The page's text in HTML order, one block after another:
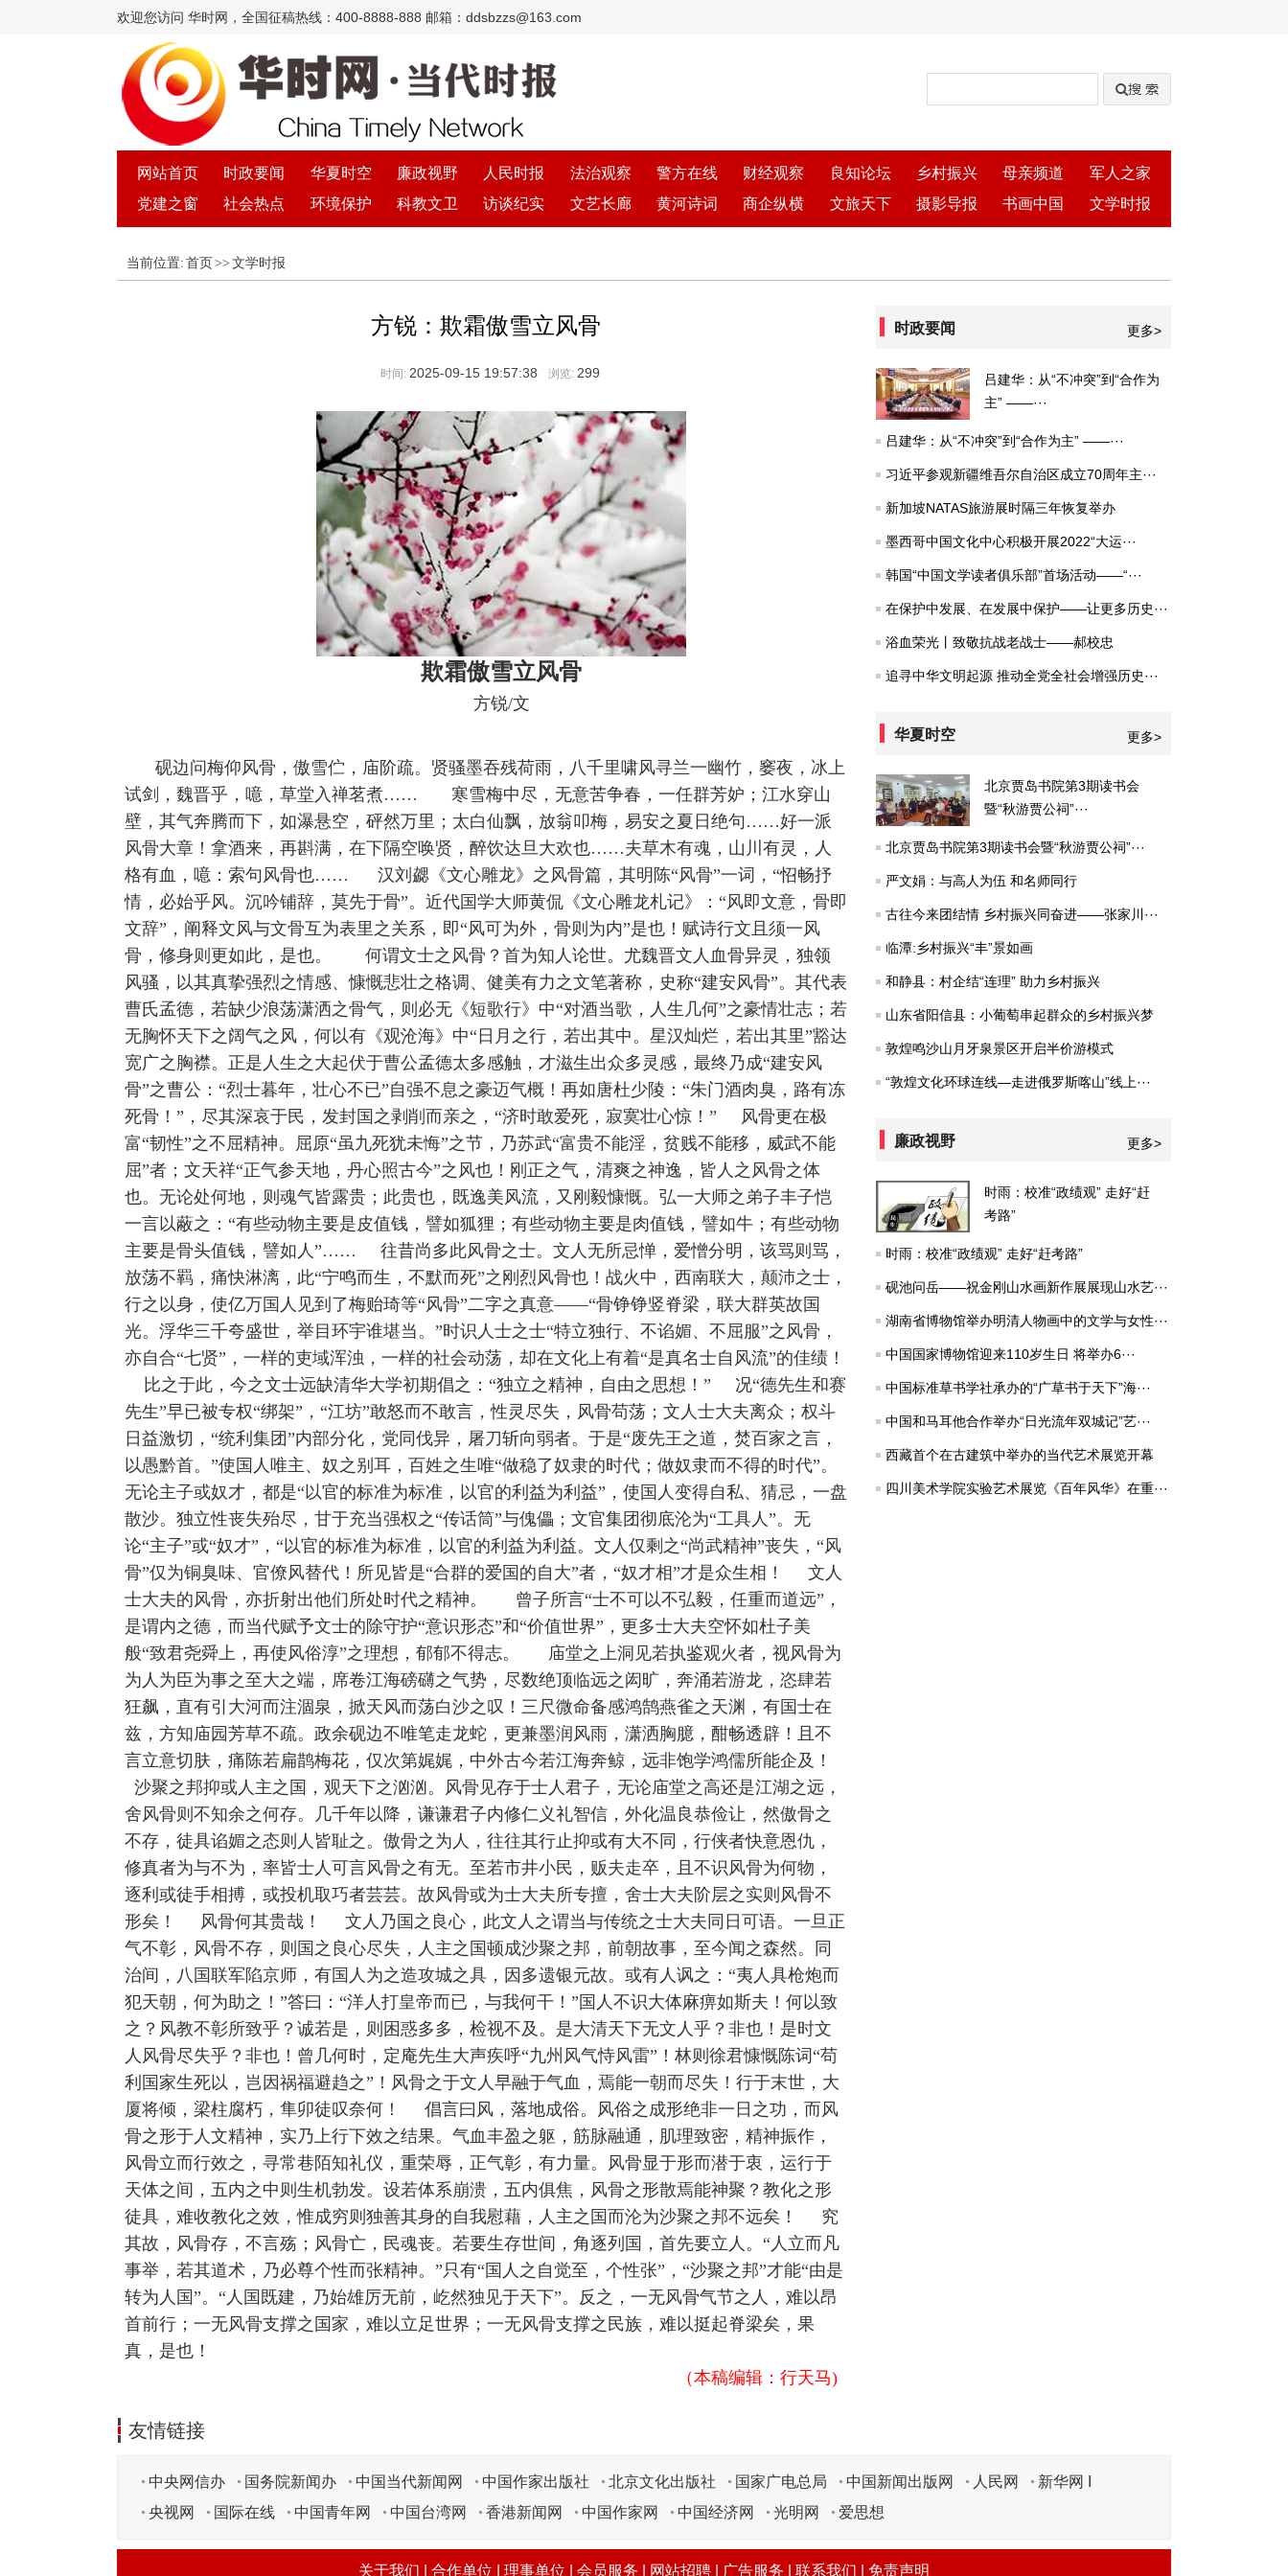
欢迎您访问 华时网，全国征稿热线：400-8888-888 邮箱：ddsbzzs@163.com
网站首页 时政要闻 华夏时空 廉政视野 人民时报 法治观察 警方在线 财经观察 良知论坛 乡村振兴 母亲频道
军人之家
党建之窗
社会热点 环境保护 科教文卫 访谈纪实 文艺长廊 黄河诗词 商企纵横 文旅天下 摄影导报 书画中国 文学时报
当前位置: 首页 >> 文学时报
方锐：欺霜傲雪立风骨
时间: 2025-09-15 19:57:38 浏览: 299
欺霜傲雪立风骨
方锐/文
砚边问梅仰风骨，傲雪伫，庙阶疏。贤骚墨吞残荷雨，八千里啸风寻兰一幽竹，窭夜，冰上
试剑，魏晋乎，噫，草堂入禅茗煮…… 寒雪梅中尽，无意苦争春，一任群芳妒；江水穿山
壁，其气奔腾而下，如瀑悬空，砰然万里；太白仙飘，放翁叩梅，易安之夏日绝句……好一派
风骨大章！拿酒来，再斟满，在下隔空唤贤，醉饮达旦大欢也……夫草木有魂，山川有灵，人
格有血，噫：索句风骨也…… 汉刘勰《文心雕龙》之风骨篇，其明陈“风骨”一词，“怊畅抒
情，必始乎风。沉吟铺辞，莫先于骨”。近代国学大师黄侃《文心雕龙札记》：“风即文意，骨即
文辞”，阐释文风与文骨互为表里之关系，即“风可为外，骨则为内”是也！赋诗行文且须一风
骨，修身则更如此，是也。 何谓文士之风骨？首为知人论世。尤魏晋文人血骨异灵，独领
风骚，以其真挚强烈之情感、慷慨悲壮之格调、健美有力之文笔著称，史称“建安风骨”。其代表
曹氏孟德，若缺少浪荡潇洒之骨气，则必无《短歌行》中“对酒当歌，人生几何”之豪情壮志；若
无胸怀天下之阔气之风，何以有《观沧海》中“日月之行，若出其中。星汉灿烂，若出其里”豁达
宽广之胸襟。正是人生之大起伏于曹公孟德太多感触，才滋生出众多灵感，最终乃成“建安风
骨”之曹公：“烈士暮年，壮心不已”自强不息之豪迈气概！再如唐杜少陵：“朱门酒肉臭，路有冻
死骨！”，尽其深哀于民，发封国之剥削而亲之，“济时敢爱死，寂寞壮心惊！” 风骨更在极
富“韧性”之不屈精神。屈原“虽九死犹未悔”之节，乃苏武“富贵不能淫，贫贱不能移，威武不能
屈”者；文天祥“正气参天地，丹心照古今”之风也！刚正之气，清爽之神逸，皆人之风骨之体
也。无论处何地，则魂气皆露贵；此贵也，既逸美风流，又刚毅慷慨。弘一大师之弟子丰子恺
一言以蔽之：“有些动物主要是皮值钱，譬如狐狸；有些动物主要是肉值钱，譬如牛；有些动物
主要是骨头值钱，譬如人”…… 往昔尚多此风骨之士。文人无所忌惮，爱憎分明，该骂则骂，
放荡不羁，痛快淋漓，此“宁鸣而生，不默而死”之刚烈风骨也！战火中，西南联大，颠沛之士，
行之以身，使亿万国人见到了梅贻琦等“风骨”二字之真意——“骨铮铮竖脊梁，联大群英故国
光。浮华三千夸盛世，举目环宇谁堪当。”时识人士之士“特立独行、不谄媚、不屈服”之风骨，
亦自合“七贤”，一样的吏域浑浊，一样的社会动荡，却在文化上有着“是真名士自风流”的佳绩！
比之于此，今之文士远缺清华大学初期倡之：“独立之精神，自由之思想！” 况“德先生和赛
先生”早已被专权“绑架”，“江坊”敢怒而不敢言，性灵尽失，风骨苟荡；文人士大夫离众；权斗
日益激切，“统利集团”内部分化，党同伐异，屠刀斩向弱者。于是“废先王之道，焚百家之言，
以愚黔首。”使国人唯主、奴之别耳，百姓之生唯“做稳了奴隶的时代；做奴隶而不得的时代”。
无论主子或奴才，都是“以官的标准为标准，以官的利益为利益”，使国人变得自私、猜忌，一盘
散沙。独立性丧失殆尽，甘于充当强权之“传话筒”与傀儡；文官集团彻底沦为“工具人”。无
论“主子”或“奴才”，“以官的标准为标准，以官的利益为利益。文人仅剩之“尚武精神”丧失，“风
骨”仅为铜臭味、官僚风替代！所见皆是“合群的爱国的自大”者，“奴才相”才是众生相！ 文人
士大夫的风骨，亦折射出他们所处时代之精神。 曾子所言“士不可以不弘毅，任重而道远”，
是谓内之德，而当代赋予文士的除守护“意识形态”和“价值世界”，更多士大夫空怀如杜子美
般“致君尧舜上，再使风俗淳”之理想，郁郁不得志。 庙堂之上洞见若执鉴观火者，视风骨为
为人为臣为事之至大之端，席卷江海磅礴之气势，尽数绝顶临远之闳旷，奔涌若游龙，恣肆若
狂飙，直有引大河而注涸泉，掀天风而荡白沙之叹！三尺微命备感鸿鹄燕雀之天渊，有国士在
兹，方知庙园芳草不疏。政余砚边不唯笔走龙蛇，更兼墨润风雨，潇洒胸臆，酣畅透辟！且不
言立意切肤，痛陈若扁鹊梅花，仅次第娓娓，中外古今若江海奔鲸，远非饱学鸿儒所能企及！
沙聚之邦抑或人主之国，观天下之汹汹。风骨见存于士人君子，无论庙堂之高还是江湖之远，
舍风骨则不知余之何存。几千年以降，谦谦君子内修仁义礼智信，外化温良恭俭让，然傲骨之
不存，徒具谄媚之态则人皆耻之。傲骨之为人，往往其行止抑或有大不同，行侠者快意恩仇，
修真者为与不为，率皆士人可言风骨之有无。至若市井小民，贩夫走卒，且不识风骨为何物，
逐利或徒手相搏，或投机取巧者芸芸。故风骨或为士大夫所专擅，舍士大夫阶层之实则风骨不
形矣！ 风骨何其贵哉！ 文人乃国之良心，此文人之谓当与传统之士大夫同日可语。一旦正
气不彰，风骨不存，则国之良心尽失，人主之国顿成沙聚之邦，前朝故事，至今闻之森然。同
治间，八国联军陷京师，有国人为之造攻城之具，因多遗银元故。或有人讽之：“夷人具枪炮而
犯天朝，何为助之！”答曰：“洋人打皇帝而已，与我何干！”国人不识大体麻痹如斯夫！何以致
之？风教不彰所致乎？诚若是，则困惑多多，检视不及。是大清天下无文人乎？非也！是时文
人风骨尽失乎？非也！曾几何时，定庵先生大声疾呼“九州风气恃风雷”！林则徐君慷慨陈词“苟
利国家生死以，岂因祸福避趋之”！风骨之于文人早融于气血，焉能一朝而尽失！行于末世，大
厦将倾，梁柱腐朽，隼卯徒叹奈何！ 倡言曰风，落地成俗。风俗之成形绝非一日之功，而风
骨之形于人文精神，实乃上行下效之结果。气血丰盈之躯，筋脉融通，肌理致密，精神振作，
风骨立而行效之，寻常巷陌知礼仪，重荣辱，正气彰，有力量。风骨显于形而潜于衷，运行于
天体之间，五内之中则生机勃发。设若体系崩溃，五内俱焦，风骨之形散焉能神聚？教化之形
徒具，难收教化之效，惟成穷则独善其身的自我慰藉，人主之国而沦为沙聚之邦不远矣！ 究
其故，风骨存，不言殇；风骨亡，民魂丧。若要生存世间，角逐列国，首先要立人。“人立而凡
事举，若其道术，乃必尊个性而张精神。”只有“国人之自觉至，个性张”，“沙聚之邦”才能“由是
转为人国”。“人国既建，乃始雄厉无前，屹然独见于天下”。反之，一无风骨气节之人，难以昂
首前行；一无风骨支撑之国家，难以立足世界；一无风骨支撑之民族，难以挺起脊梁矣，果
真，是也！
（本稿编辑：行天马)
时政要闻 更多>
吕建华：从“不冲突”到“合作为
主” ——···
吕建华：从“不冲突”到“合作为主” ——···
习近平参观新疆维吾尔自治区成立70周年主···
新加坡NATAS旅游展时隔三年恢复举办
墨西哥中国文化中心积极开展2022“大运···
韩国“中国文学读者俱乐部”首场活动——“···
在保护中发展、在发展中保护——让更多历史···
浴血荣光丨致敬抗战老战士——郝校忠
追寻中华文明起源 推动全党全社会增强历史···
华夏时空 更多>
北京贾岛书院第3期读书会
暨“秋游贾公祠”···
北京贾岛书院第3期读书会暨“秋游贾公祠”···
严文娟：与高人为伍 和名师同行
古往今来团结情 乡村振兴同奋进——张家川···
临潭:乡村振兴“丰”景如画
和静县：村企结“连理” 助力乡村振兴
山东省阳信县：小葡萄串起群众的乡村振兴梦
敦煌鸣沙山月牙泉景区开启半价游模式
“敦煌文化环球连线—走进俄罗斯喀山”线上···
廉政视野 更多>
时雨：校准“政绩观” 走好“赶
考路”
时雨：校准“政绩观” 走好“赶考路”
砚池问岳——祝金刚山水画新作展展现山水艺···
湖南省博物馆举办明清人物画中的文学与女性···
中国国家博物馆迎来110岁生日 将举办6···
中国标准草书学社承办的“广草书于天下”海···
中国和马耳他合作举办“日光流年双城记”艺···
西藏首个在古建筑中举办的当代艺术展览开幕
四川美术学院实验艺术展览《百年风华》在重···
友情链接
中央网信办 国务院新闻办 中国当代新闻网 中国作家出版社 北京文化出版社 国家广电总局 中国新闻出版网 人民网
新华网 I
央视网
国际在线 中国青年网 中国台湾网 香港新闻网 中国作家网 中国经济网 光明网 爱思想
关于我们 合作单位 理事单位 会员服务 网站招聘 广告服务 联系我们 免责声明